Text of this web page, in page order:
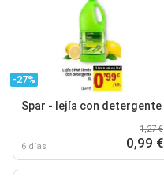
-27%
Spar - lejía con detergente
6 días
1,27 €
0,99 €